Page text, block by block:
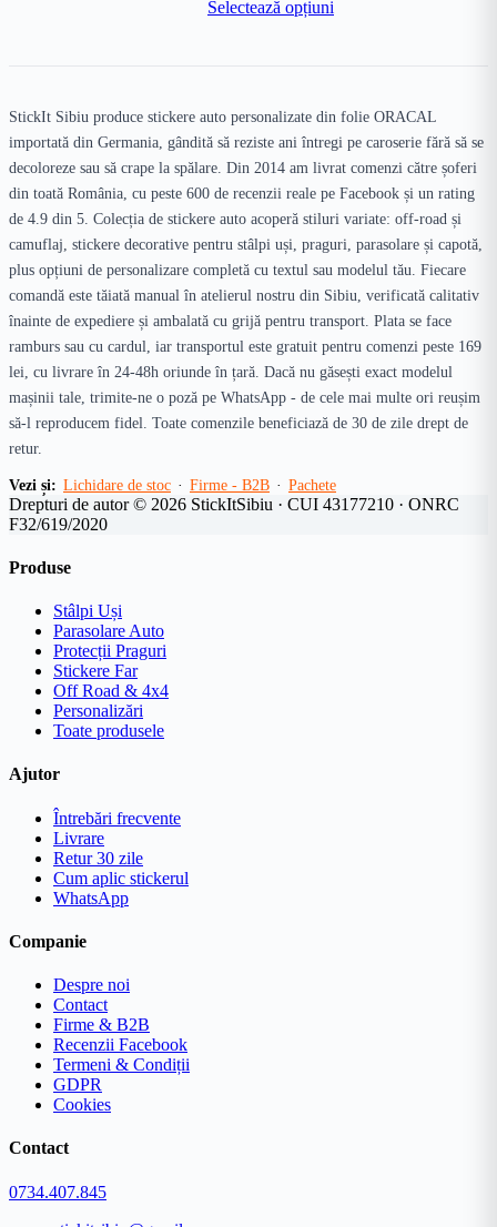
Selectează opțiuni
produs
Opțiunile
fi
alese
în
pagina
produsului.
StickIt Sibiu produce stickere auto personalizate din folie ORACAL
importată din Germania, gândită să reziste ani întregi pe caroserie fără să se
decoloreze sau să crape la spălare. Din 2014 am livrat comenzi către șoferi
din toată România, cu peste 600 de recenzii reale pe Facebook și un rating
de 4.9 din 5. Colecția de stickere auto acoperă stiluri variate: off-road și
camuflaj, stickere decorative pentru stâlpi uși, praguri, parasolare și capotă,
plus opțiuni de personalizare completă cu textul sau modelul tău. Fiecare
comandă este tăiată manual în atelierul nostru din Sibiu, verificată calitativ
înainte de expediere și ambalată cu grijă pentru transport. Plata se face
ramburs sau cu cardul, iar transportul este gratuit pentru comenzi peste 169
lei, cu livrare în 24-48h oriunde în țară. Dacă nu găsești exact modelul
mașinii tale, trimite-ne o poză pe WhatsApp - de cele mai multe ori reușim
să-l reproducem fidel. Toate comenzile beneficiază de 30 de zile drept de
retur.
Vezi și: Lichidare de stoc · Firme - B2B · Pachete
Drepturi de autor © 2026 StickItSibiu · CUI 43177210 · ONRC
F32/619/2020
Produse
Stâlpi Uși
Parasolare Auto
Protecții Praguri
Stickere Far
Off Road & 4x4
Personalizări
Toate produsele
Ajutor
Întrebări frecvente
Livrare
Retur 30 zile
Cum aplic stickerul
WhatsApp
Companie
Despre noi
Contact
Firme & B2B
Recenzii Facebook
Termeni & Condiții
GDPR
Cookies
Contact
0734.407.845